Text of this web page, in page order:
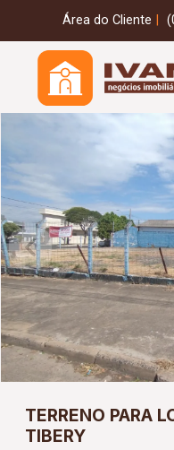
Área do Cliente
TERRENO PARA
TIBERY